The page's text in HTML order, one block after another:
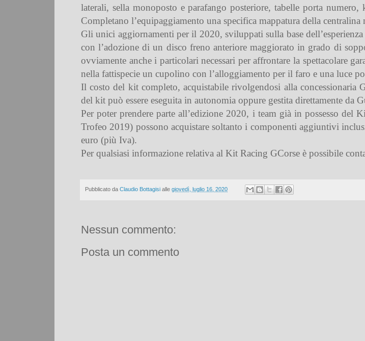
laterali, sella monoposto e parafango posteriore, tabelle porta
Completano l’equipaggiamento una specifica mappatura della
Gli unici aggiornamenti per il 2020, sviluppati sulla base
con l’adozione di un disco freno anteriore maggiorato in grado di
ovviamente anche i particolari necessari per affrontare la spettacolare
nella fattispecie un cupolino con l’alloggiamento per il faro e una luce
Il costo del kit completo, acquistabile rivolgendosi alla concessionaria
del kit può essere eseguita in autonomia oppure gestita direttamente da
Per poter prendere parte all’edizione 2020, i team già in possesso
Trofeo 2019) possono acquistare soltanto i componenti aggiuntivi
euro (più Iva).
Per qualsiasi informazione relativa al Kit Racing GCorse è possibile
Pubblicato da Claudio Bottagisi alle giovedì, luglio 16, 2020
Nessun commento:
Posta un commento